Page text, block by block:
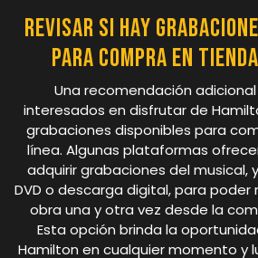
Revisar si hay
para compra en
Una recomendación
interesados en disfrutar de
grabaciones disponibles para
línea. Algunas plataformas
adquirir grabaciones del musical,
DVD o descarga digital, para poder
obra una y otra vez desde la
Esta opción brinda la
Hamilton en cualquier momento y